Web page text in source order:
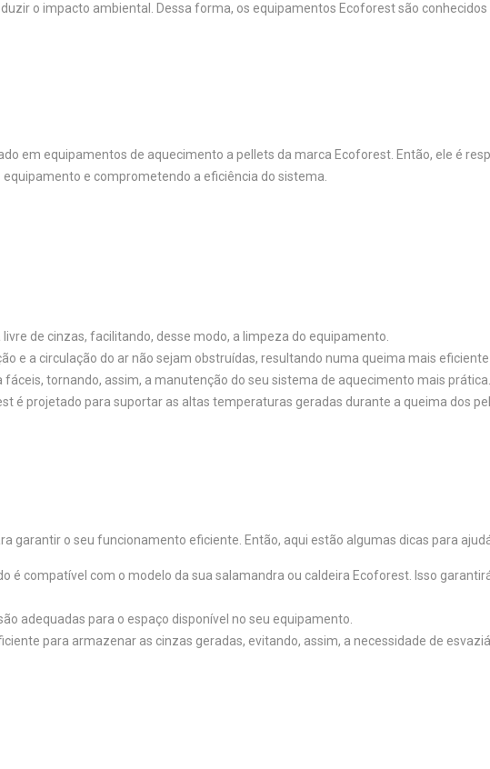
o impacto ambiental. Dessa forma, os equipamentos Ecoforest são
em equipamentos de aquecimento a pellets da marca Ecoforest. Então, ele é
e comprometendo a eficiência do sistema.
de cinzas, facilitando, desse modo, a limpeza do equipamento.
e a circulação do ar não sejam obstruídas, resultando numa queima mais
tornando, assim, a manutenção do seu sistema de aquecimento mais prática.
é projetado para suportar as altas temperaturas geradas durante a queima dos
garantir o seu funcionamento eficiente. Então, aqui estão algumas dicas para
é compatível com o modelo da sua salamandra ou caldeira Ecoforest. Isso
adequadas para o espaço disponível no seu equipamento.
para armazenar as cinzas geradas, evitando, assim, a necessidade de